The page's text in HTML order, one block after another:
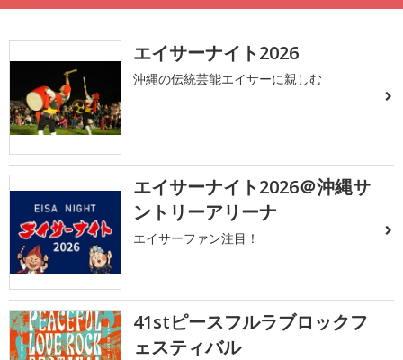
エイサーナイト2026
沖縄の伝統芸能エイサーに親しむ
エイサーナイト2026＠沖縄サ
ントリーアリーナ
エイサーファン注目！
41stピースフルラブロックフ
ェスティバル